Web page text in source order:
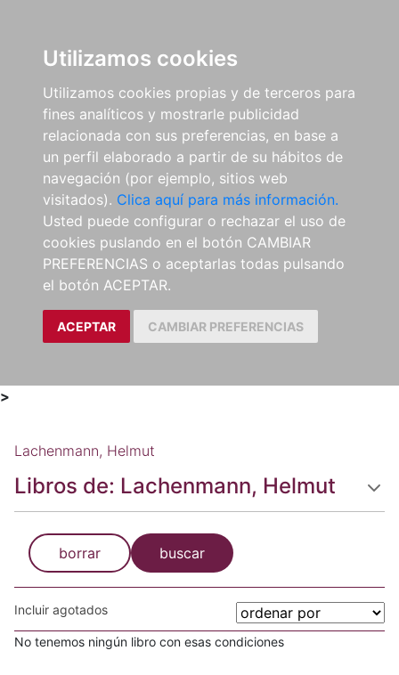
Utilizamos cookies
Utilizamos cookies propias y de terceros para
fines analíticos y mostrarle publicidad
relacionada con sus preferencias, en base a
un perfil elaborado a partir de su hábitos de
navegación (por ejemplo, sitios web
visitados). Clica aquí para más información.
Usted puede configurar o rechazar el uso de
cookies puslando en el botón CAMBIAR
PREFERENCIAS o aceptarlas todas pulsando
el botón ACEPTAR.
ACEPTAR CAMBIAR PREFERENCIAS
>
Lachenmann, Helmut
Libros de: Lachenmann, Helmut
borrar buscar
Incluir agotados
No tenemos ningún libro con esas condiciones